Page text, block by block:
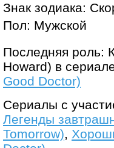
Знак зодиака:
Пол: Мужской
Последняя роль:
Howard) в
Good Doctor)
Сериалы с
Легенды
Tomorrow),